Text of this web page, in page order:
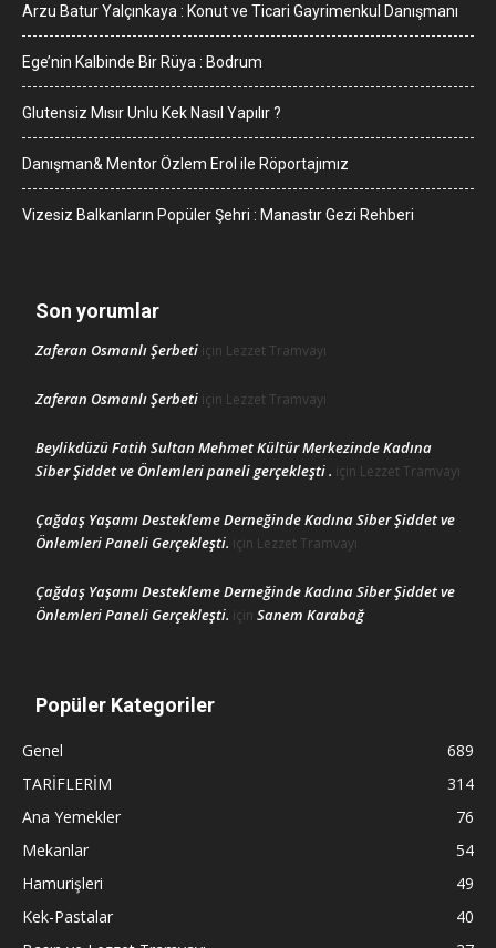
Arzu Batur Yalçınkaya : Konut ve Ticari Gayrimenkul Danışmanı
Ege’nin Kalbinde Bir Rüya : Bodrum
Glutensiz Mısır Unlu Kek Nasıl Yapılır ?
Danışman& Mentor Özlem Erol ile Röportajımız
Vizesiz Balkanların Popüler Şehri : Manastır Gezi Rehberi
Son yorumlar
Zaferan Osmanlı Şerbeti için Lezzet Tramvayı
Zaferan Osmanlı Şerbeti için Lezzet Tramvayı
Beylikdüzü Fatih Sultan Mehmet Kültür Merkezinde Kadına
Siber Şiddet ve Önlemleri paneli gerçekleşti . için Lezzet Tramvayı
Çağdaş Yaşamı Destekleme Derneğinde Kadına Siber Şiddet ve
Önlemleri Paneli Gerçekleşti. için Lezzet Tramvayı
Çağdaş Yaşamı Destekleme Derneğinde Kadına Siber Şiddet ve
Önlemleri Paneli Gerçekleşti. için Sanem Karabağ
Popüler Kategoriler
Genel
689
TARİFLERİM
314
Ana Yemekler
76
Mekanlar
54
Hamurişleri
49
Kek-Pastalar
40